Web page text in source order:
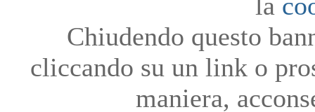
Chiudendo questo
cliccando su un link o
maniera,